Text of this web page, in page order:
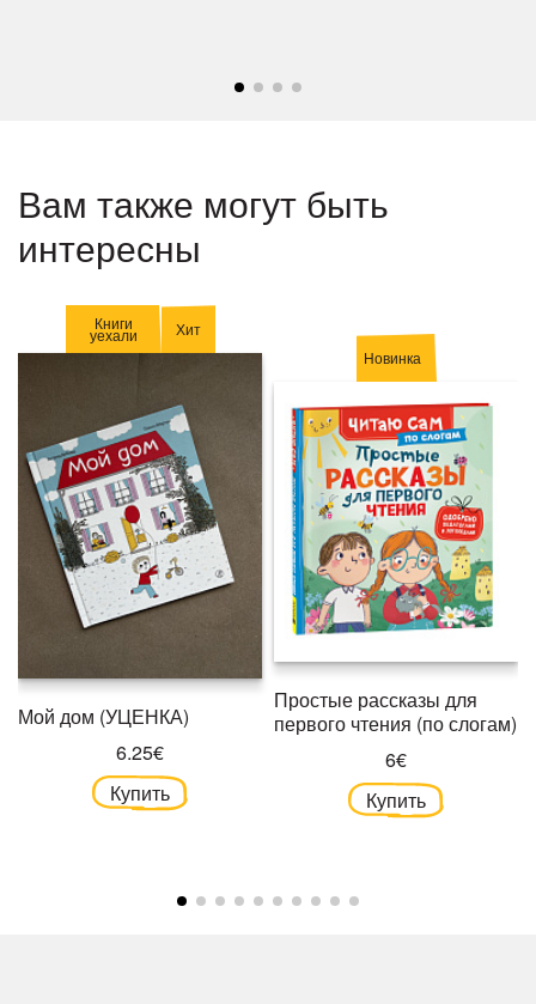
Вам также могут быть
интересны
Книги
уехали Хит
Мой дом (УЦЕНКА)
6.25€
Купить
Новинка
Простые рассказы для
первого чтения (по слогам)
6€
Купить